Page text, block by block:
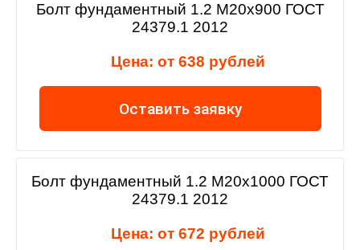
Болт фундаментный 1.2 М20х900 ГОСТ
24379.1 2012
Цена: от 638 рублей
Оставить заявку
Болт фундаментный 1.2 М20х1000 ГОСТ
24379.1 2012
Цена: от 672 рублей